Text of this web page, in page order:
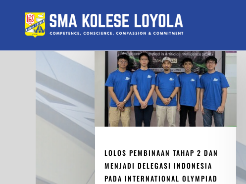
content
LOLOS PEMBINAAN TAHAP 2 DAN
MENJADI DELEGASI INDONESIA
PADA INTERNATIONAL OLYMPIAD